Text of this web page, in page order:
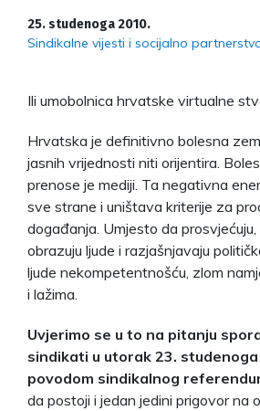
25. studenoga 2010.
Sindikalne vijesti i socijalno
Ili umobolnica hrvatske virtualne
Hrvatska je definitivno bolesna
jasnih vrijednosti niti orijentira.
prenose je mediji. Ta negativna
sve strane i uništava kriterije za
događanja. Umjesto da prosvjećuju,
obrazuju ljude i razjašnjavaju
ljude nekompetentnošću, zlom
i lažima.
Uvjerimo se u to na pitanju
sindikati u utorak 23.
povodom sindikalnog
da postoji i jedan jedini prigovor na